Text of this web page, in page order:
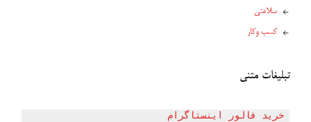
سلامتی
کسب وکار
تبلیغات متنی
خرید فالور اینستاگرام